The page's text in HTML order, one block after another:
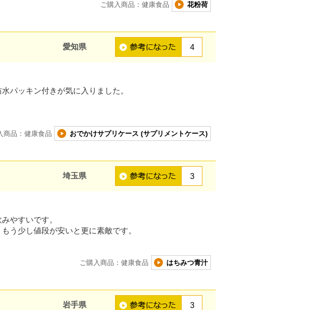
花粉荷
ご購入商品：健康食品
愛知県 4
パッキン付きが気に入りました。
おでかけサプリケース (サプリメントケース)
商品：健康食品
埼玉県 3
やすいです。
う少し値段が安いと更に素敵です。
はちみつ青汁
ご購入商品：健康食品
岩手県 3